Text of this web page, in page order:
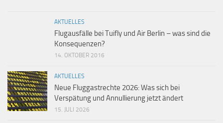
AKTUELLES
Flugausfälle bei Tuifly und Air Berlin – was sind die
Konsequenzen?
14. OKTOBER 2016
AKTUELLES
Neue Fluggastrechte 2026: Was sich bei
Verspätung und Annullierung jetzt ändert
15. JULI 2026